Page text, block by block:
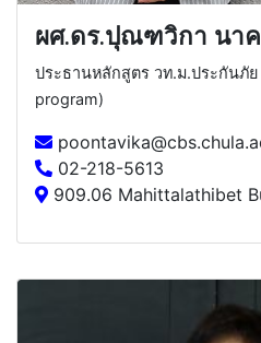
ผศ.ดร.ปุณฑวิกา นา
ประธานหลักสูตร วท.ม.ประกันภัย
program)
02-218-5613
909.06 Mahittalathibet